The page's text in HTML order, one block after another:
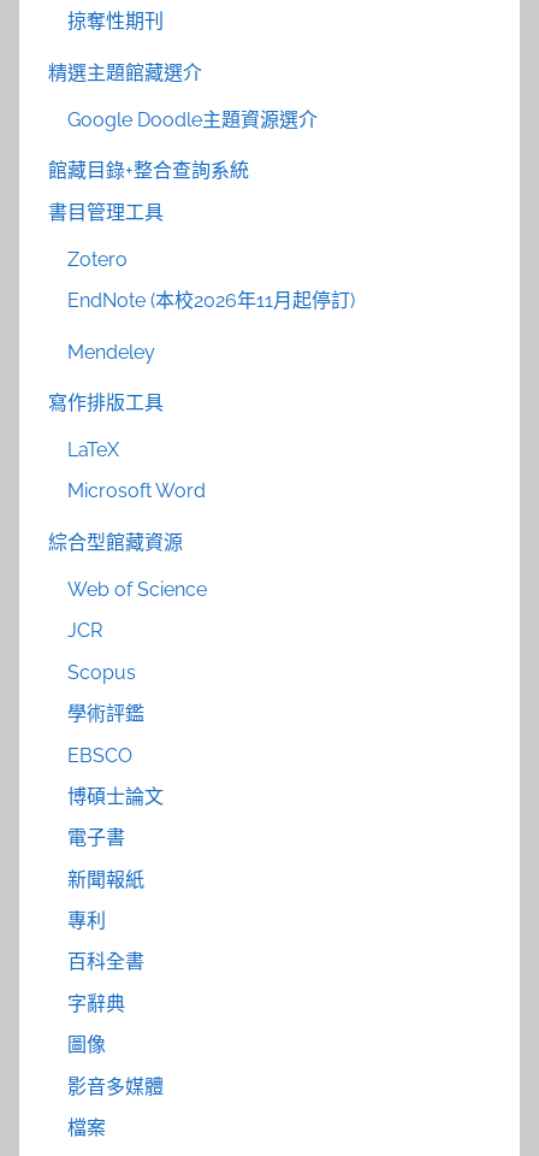
掠奪性期刊
精選主題館藏選介
Google Doodle主題資源選介
館藏目錄+整合查詢系統
書目管理工具
Zotero
EndNote (本校2026年11月起停訂)
Mendeley
寫作排版工具
LaTeX
Microsoft Word
綜合型館藏資源
Web of Science
JCR
Scopus
學術評鑑
EBSCO
博碩士論文
電子書
新聞報紙
專利
百科全書
字辭典
圖像
影音多媒體
檔案